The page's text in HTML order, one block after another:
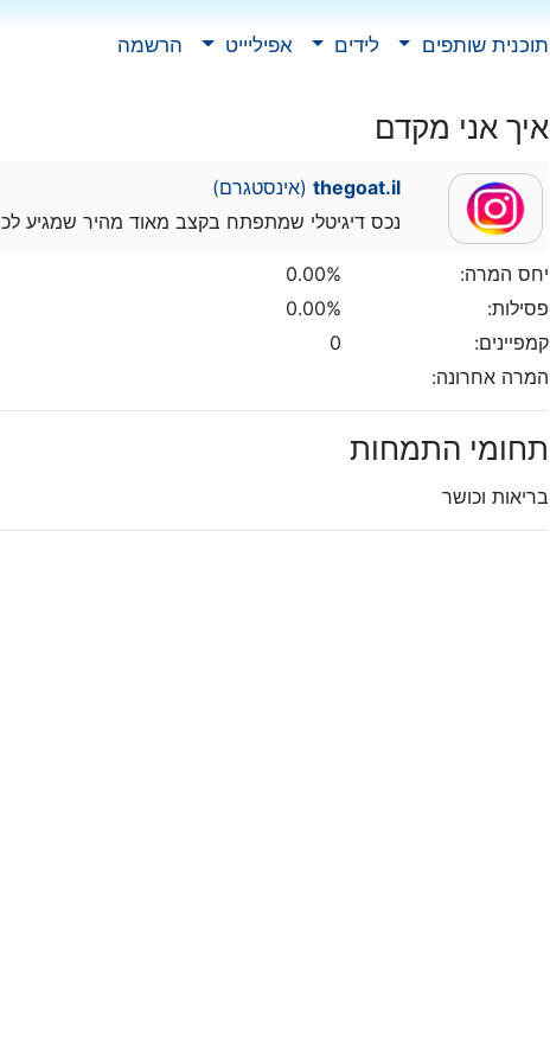
תוכנית שותפים לידים אפיליייט הרשמה
איך אני מקדם
thegoat.il(אינסטגרם)
נכס דיגיטלי שמתפתח בקצב מאוד מהיר שמגיע לכ150000 משתמשים שונים בחודש
יחס המרה:
0.00%
פסילות:
0.00%
קמפיינים:
0
המרה אחרונה:
תחומי התמחות
בריאות וכושר